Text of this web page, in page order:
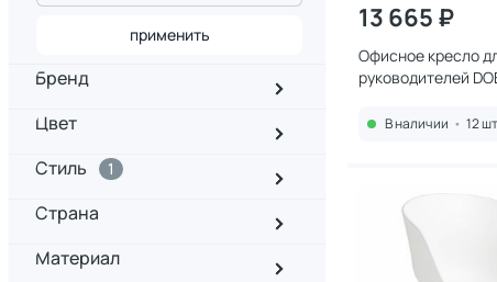
применить
Бренд
Цвет
Стиль
1
Страна
Материал
13 665 ₽
Офисное кресло
руководителей
MAXWELL,
LMR MAXWELL BD-
В наличии • 12